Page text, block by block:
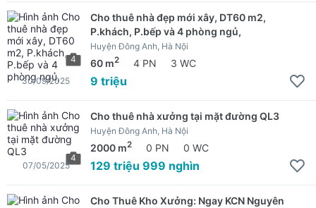
4
Cho thuê nhà đẹp mới xây, DT60 m2,
P.khách, P.bếp và 4 phòng ngủ,
Huyện Đông Anh, Hà Nội
60 m2 4 PN 3 WC
9 triệu
30/09/2025
4
Cho thuê nhà xưởng tại mặt đường QL3
Huyện Đông Anh, Hà Nội
2000 m2 0 PN 0 WC
129 triệu 999 nghìn
07/05/2025
Cho Thuê Kho Xưởng: Ngay KCN Nguyên